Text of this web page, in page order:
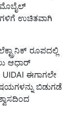
ಉಚಿತವಾಗಿ
ರೂಪದಲ್ಲಿ
ಆಧಾರ್
ಈಗಾಗಲೇ
ಬಿಡುಗಡೆ